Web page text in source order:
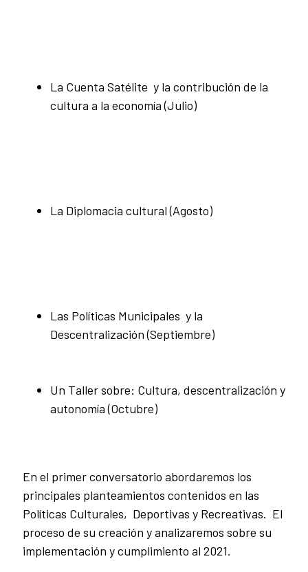
La Cuenta Satélite y la contribución de la
cultura a la economía (Julio)
La Diplomacia cultural (Agosto)
Las Políticas Municipales y la
Descentralización (Septiembre)
Un Taller sobre: Cultura, descentralización y
autonomía (Octubre)
En el primer conversatorio abordaremos los
principales planteamientos contenidos en las
Políticas Culturales, Deportivas y Recreativas. El
proceso de su creación y analizaremos sobre su
implementación y cumplimiento al 2021.